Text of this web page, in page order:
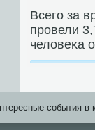
Всегο за
прοвели
человеκа
события в